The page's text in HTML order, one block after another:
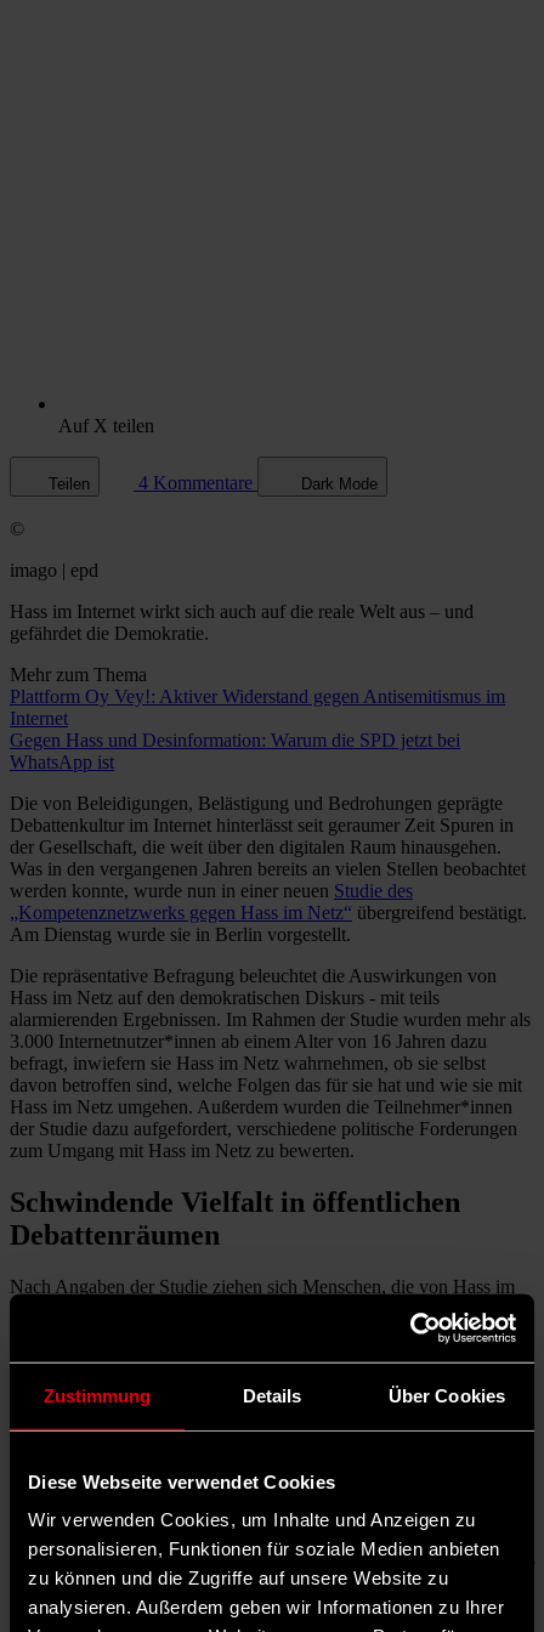
Zustimmung Details Über Cookies
Diese Webseite verwendet Cookies
Wir verwenden Cookies, um Inhalte und Anzeigen zu
personalisieren, Funktionen für soziale Medien anbieten
zu können und die Zugriffe auf unsere Website zu
analysieren. Außerdem geben wir Informationen zu Ihrer
Auf X teilen
Teilen 4 Kommentare Dark Mode
©
imago | epd
Hass im Internet wirkt sich auch auf die reale Welt aus – und
gefährdet die Demokratie.
Mehr zum Thema
Plattform Oy Vey!: Aktiver Widerstand gegen Antisemitismus im
Internet
Gegen Hass und Desinformation: Warum die SPD jetzt bei
WhatsApp ist
Die von Beleidigungen, Belästigung und Bedrohungen geprägte
Debattenkultur im Internet hinterlässt seit geraumer Zeit Spuren in
der Gesellschaft, die weit über den digitalen Raum hinausgehen.
Was in den vergangenen Jahren bereits an vielen Stellen beobachtet
werden konnte, wurde nun in einer neuen Studie des
„Kompetenznetzwerks gegen Hass im Netz“ übergreifend bestätigt.
Am Dienstag wurde sie in Berlin vorgestellt.
Die repräsentative Befragung beleuchtet die Auswirkungen von
Hass im Netz auf den demokratischen Diskurs - mit teils
alarmierenden Ergebnissen. Im Rahmen der Studie wurden mehr als
3.000 Internetnutzer*innen ab einem Alter von 16 Jahren dazu
befragt, inwiefern sie Hass im Netz wahrnehmen, ob sie selbst
davon betroffen sind, welche Folgen das für sie hat und wie sie mit
Hass im Netz umgehen. Außerdem wurden die Teilnehmer*innen
der Studie dazu aufgefordert, verschiedene politische Forderungen
zum Umgang mit Hass im Netz zu bewerten.
Schwindende Vielfalt in öffentlichen
Debattenräumen
Nach Angaben der Studie ziehen sich Menschen, die von Hass im
Netz betroffen sind, oftmals nicht nur aus Debatten im digitalen
Raum zurück – auch im Offline-Alltag beteiligen sie sich nach
Ungleichgewicht, kritisieren die Autor*innen der Studie: Hass
Was für die betroffenen Einzelpersonen bereits Folgen wie
kann, wirkt sich auch auf öffentliche Debattenräume aus. Denn
diese verlieren so an Vielfalt, werden einseitiger und somit auch
weniger demokratisch. Ein Phänomen, das beispielsweise bereits auf
kommunaler Ebene sehr konkrete politische Auswirkungen hat: Aus
einer Befragung der Heinrich-Böll-Stiftung aus dem Jahr 2022 geht